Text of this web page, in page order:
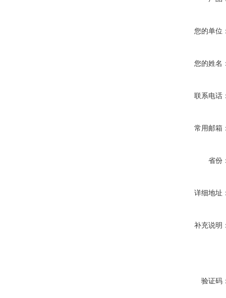
您的单位
您的姓名
联系电话
常用邮箱
省份
详细地址
补充说明
验证码